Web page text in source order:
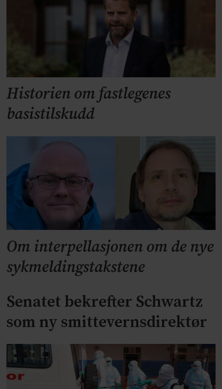
Historien om fastlegenes
basistilskudd
Om interpellasjonen om de nye
sykmeldingstakstene
Senatet bekrefter Schwartz
som ny smittevernsdirektør